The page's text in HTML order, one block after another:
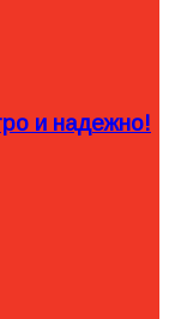
и надежно!